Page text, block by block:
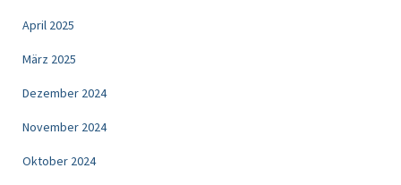
April 2025
März 2025
Dezember 2024
November 2024
Oktober 2024